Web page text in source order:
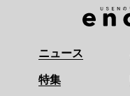
ニュース
特集